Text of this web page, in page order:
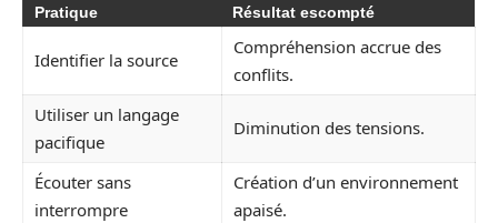
Pratique Résultat escompté
Identifier la source
Compréhension accrue des
conflits.
Utiliser un langage
pacifique
Diminution des tensions.
Écouter sans
interrompre
Création d’un environnement
apaisé.